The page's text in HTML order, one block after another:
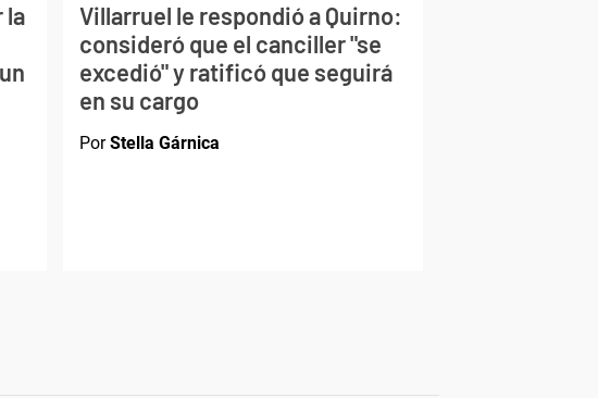
la
Villarruel le respondió a Quirno:
consideró que el canciller "se
excedió" y ratificó que seguirá
en su cargo
PorStella Gárnica